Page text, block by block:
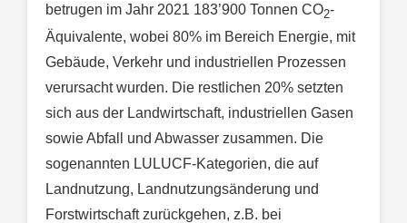
betrugen im Jahr 2021 183’900 Tonnen CO2-
Äquivalente, wobei 80% im Bereich Energie, mit
Gebäude, Verkehr und industriellen Prozessen
verursacht wurden. Die restlichen 20% setzten
sich aus der Landwirtschaft, industriellen Gasen
sowie Abfall und Abwasser zusammen. Die
sogenannten LULUCF-Kategorien, die auf
Landnutzung, Landnutzungsänderung und
Forstwirtschaft zurückgehen, z.B. bei